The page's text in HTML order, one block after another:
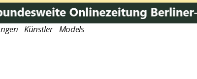
- Künstler - Models